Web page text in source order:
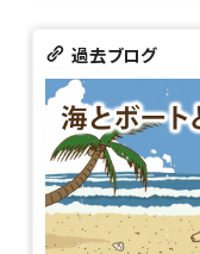
過去ブログ